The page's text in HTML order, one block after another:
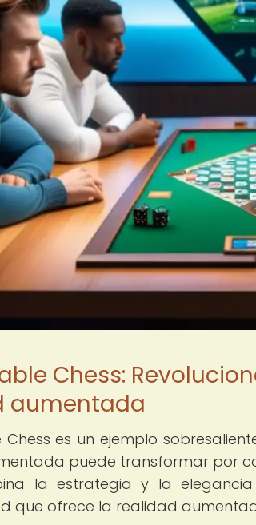
Chess:
aumentada
Chess es un ejemplo
puede transformar por
la estrategia y la
que ofrece la realidad